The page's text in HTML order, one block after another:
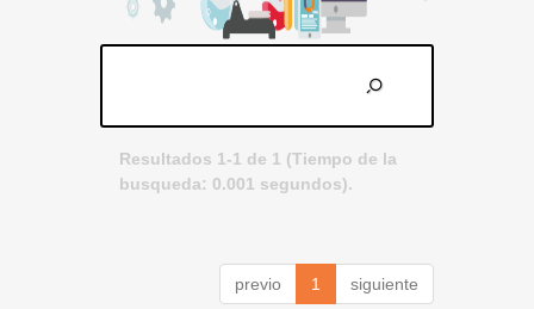
Resultados 1-1 de 1 (Tiempo de la
busqueda: 0.001 segundos).
previo 1 siguiente